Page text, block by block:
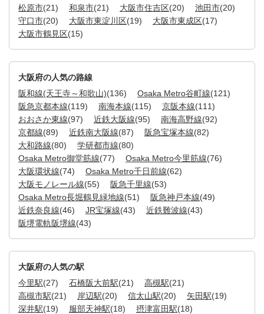
松原市(21) 和泉市(21) 大阪市住吉区(20) 池田市(20)
守口市(20) 大阪市東淀川区(19) 大阪市東成区(17)
大阪市鶴見区(15)
大阪府の人気の路線
阪和線(天王寺～和歌山)(136) Osaka Metro谷町線(121)
阪急京都本線(119) 南海本線(115) 京阪本線(111)
おおさか東線(97) 近鉄大阪線(95) 南海高野線(92)
京都線(89) 近鉄南大阪線(87) 阪急宝塚本線(82)
大和路線(80) 学研都市線(80)
Osaka Metro御堂筋線(77) Osaka Metro今里筋線(76)
大阪環状線(74) Osaka Metro千日前線(62)
大阪モノレール線(55) 阪急千里線(53)
Osaka Metro長堀鶴見緑地線(51) 阪急神戸本線(49)
近鉄奈良線(46) JR宝塚線(43) 近鉄難波線(43)
阪堺電軌阪堺線(43)
大阪府の人気の駅
今里駅(27) 石橋阪大前駅(21) 高槻駅(21)
高槻市駅(21) 岸辺駅(20) 信太山駅(20) 矢田駅(19)
深井駅(19) 服部天神駅(18) 摂津富田駅(18)